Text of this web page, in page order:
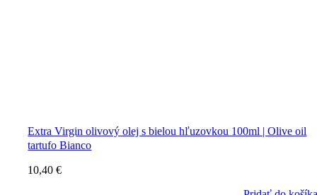
Extra Virgin olivový olej s bielou hľuzovkou 100ml | Olive oil
tartufo Bianco
10,40€